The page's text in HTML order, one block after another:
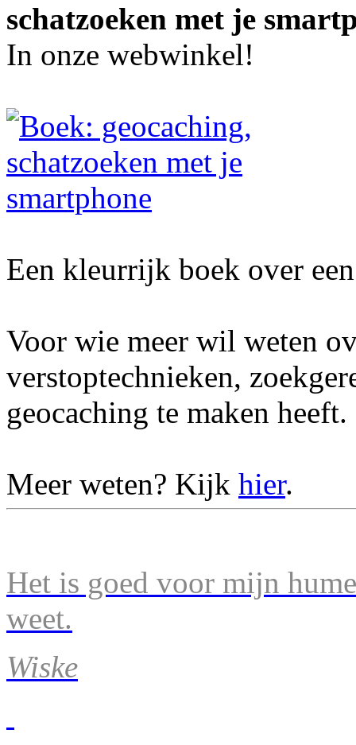
schatzoeken met je
In onze webwinkel!
Een kleurrijk boek over
Voor wie meer wil weten
verstoptechnieken,
geocaching te maken heeft.
Meer weten? Kijk hier.
Het is goed voor mijn
weet.
Wiske